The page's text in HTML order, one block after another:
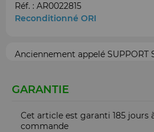
Réf. : AR0022815
Reconditionné ORI
Anciennement appelé SUPPORT
GARANTIE
Cet article est garanti 185 jours
commande